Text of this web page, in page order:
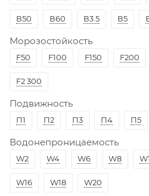
В50 В60 В3 5 В5
Морозостойкость
F50 F100 F150 F200
F2 300
Подвижность
П1 П2 П3 П4 П5
Водонепроницаемость
W2 W4 W6 W8
W16 W18 W20